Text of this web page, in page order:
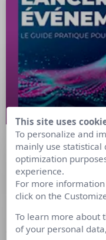
L’agence
blanc de l’e-
L’agence Win-Win,
This site uses
To personalize and
mainly use
optimization
experience.
For more
click on the
To learn more about
of your personal